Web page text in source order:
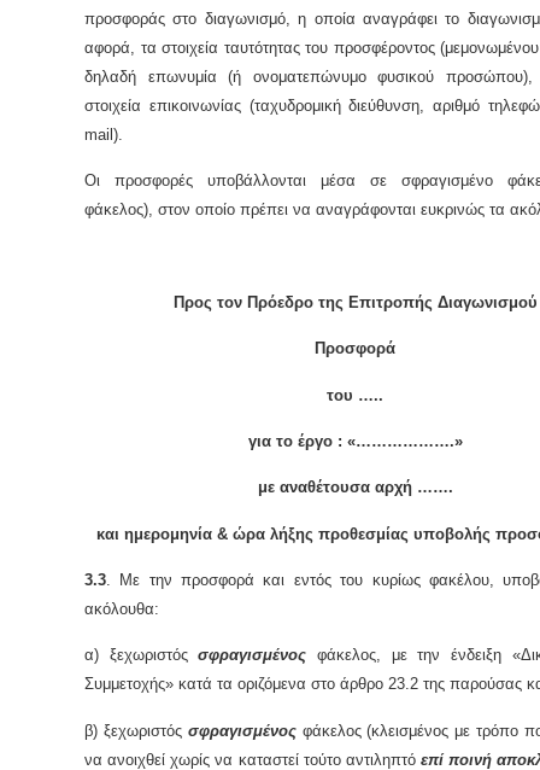
προσφοράς στο διαγωνισμό, η οποία αναγράφει το
αφορά, τα στοιχεία ταυτότητας του προσφέροντος
δηλαδή επωνυμία (ή ονοματεπώνυμο φυσικού προσώπου),
στοιχεία επικοινωνίας (ταχυδρομική διεύθυνση, αριθμό
mail).
Οι προσφορές υποβάλλονται μέσα σε σφραγισμένο
φάκελος), στον οποίο πρέπει να αναγράφονται ευκρινώς τα
Προς τον Πρόεδρο της Επιτροπής Διαγωνισμού
Προσφορά
του …..
για το έργο : «……………….»
με αναθέτουσα αρχή …….
και ημερομηνία & ώρα λήξης προθεσμίας υποβολής
3.3. Με την προσφορά και εντός του κυρίως φακέλου,
ακόλουθα:
α) ξεχωριστόςσφραγισμένος φάκελος, με την ένδειξη
Συμμετοχής» κατά τα οριζόμενα στο άρθρο 23.2 της παρούσας
β) ξεχωριστός σφραγισμένοςφάκελος (κλεισμένος με τρόπο
να ανοιχθεί χωρίς να καταστεί τούτο αντιληπτόεπί ποινή